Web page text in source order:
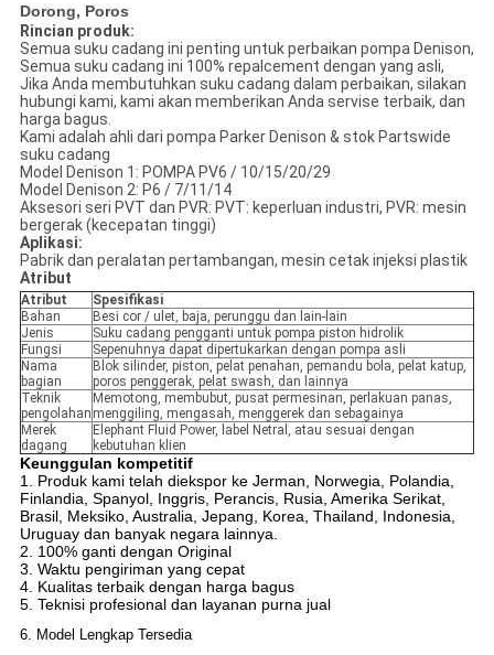
Dorong, Poros
Rincian produk:
Semua suku cadang ini penting untuk perbaikan pompa Denison,
Semua suku cadang ini 100% repalcement dengan yang asli,
Jika Anda membutuhkan suku cadang dalam perbaikan, silakan
hubungi kami, kami akan memberikan Anda servise terbaik, dan
harga bagus.
Kami adalah ahli dari pompa Parker Denison & stok Partswide
suku cadang
Model Denison 1: POMPA PV6 / 10/15/20/29
Model Denison 2: P6 / 7/11/14
Aksesori seri PVT dan PVR: PVT: keperluan industri, PVR: mesin
bergerak (kecepatan tinggi)
Aplikasi:
Pabrik dan peralatan pertambangan, mesin cetak injeksi plastik
Atribut
Atribut
Spesifikasi
Bahan
Besi cor / ulet, baja, perunggu dan lain-lain
Jenis
Suku cadang pengganti untuk pompa piston hidrolik
Fungsi
Sepenuhnya dapat dipertukarkan dengan pompa asli
Nama
bagian
Blok silinder, piston, pelat penahan, pemandu bola, pelat katup,
poros penggerak, pelat swash, dan lainnya
Teknik
pengolahan
Memotong, membubut, pusat permesinan, perlakuan panas,
menggiling, mengasah, menggerek dan sebagainya
Merek
dagang
Elephant Fluid Power, label Netral, atau sesuai dengan
kebutuhan klien
Keunggulan kompetitif
1. Produk kami telah diekspor ke Jerman, Norwegia, Polandia,
Finlandia, Spanyol, Inggris, Perancis, Rusia, Amerika Serikat,
Brasil, Meksiko, Australia, Jepang, Korea, Thailand, Indonesia,
Uruguay dan banyak negara lainnya.
2. 100% ganti dengan Original
3. Waktu pengiriman yang cepat
4. Kualitas terbaik dengan harga bagus
5. Teknisi profesional dan layanan purna jual
6. Model Lengkap Tersedia